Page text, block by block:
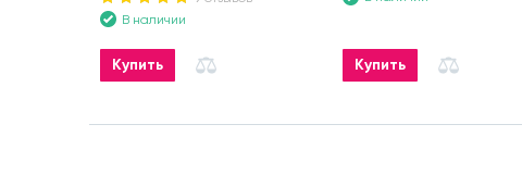
В наличии
Купить Купить